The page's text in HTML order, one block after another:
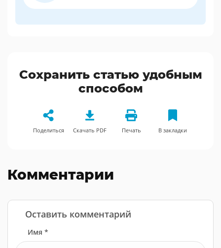
Сохранить статью удобным
способом
Поделиться Скачать PDF Печать В закладки
Комментарии
Оставить комментарий
Имя *